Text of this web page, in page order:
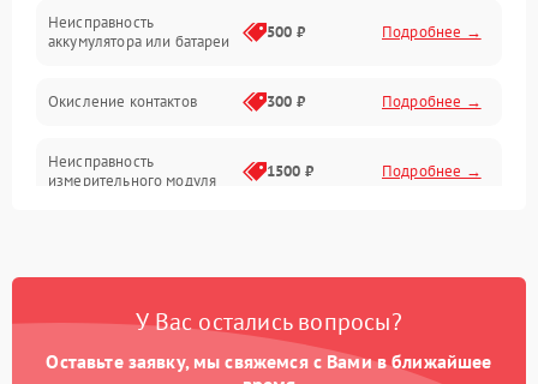
Неисправность
аккумулятора или батареи
500 ₽ Подробнее →
Окисление контактов 300 ₽ Подробнее →
Неисправность
измерительного модуля
1500 ₽ Подробнее →
управления
Подробнее →
У Вас остались вопросы?
Оставьте заявку, мы свяжемся с Вами в ближайшее